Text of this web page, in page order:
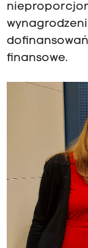
finansowe.